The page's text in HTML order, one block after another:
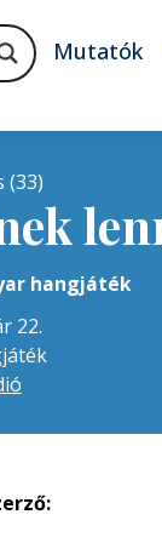
Mutatók
(33)
hangjáték
22.